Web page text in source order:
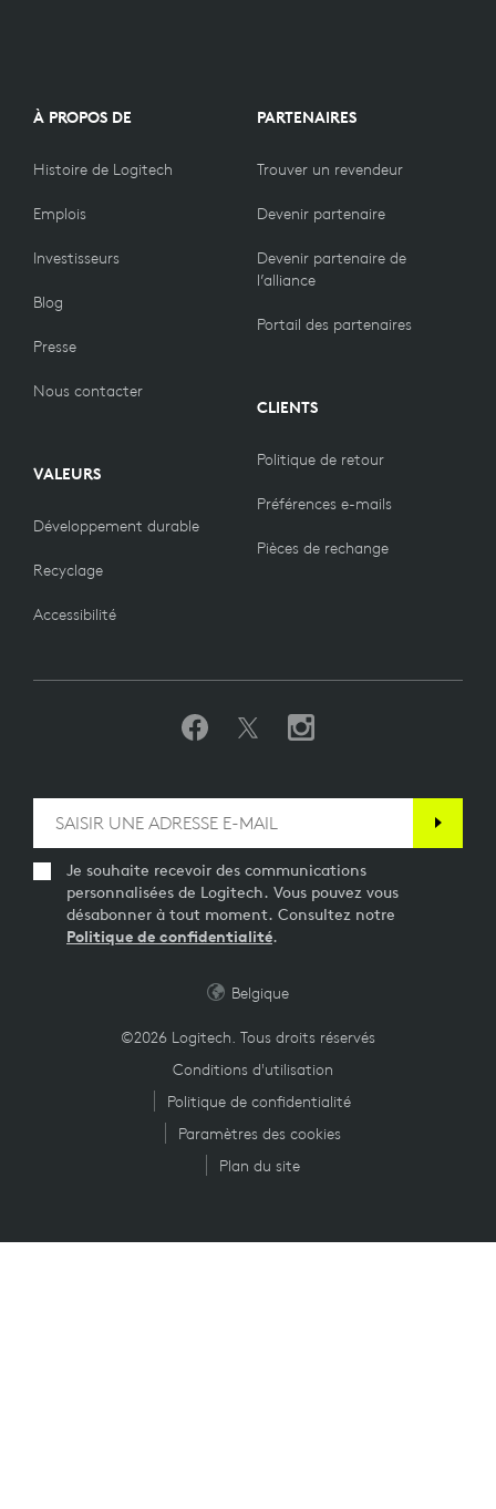
À PROPOS DE
Histoire de Logitech
Emplois
Investisseurs
Blog
Presse
Nous contacter
VALEURS
Développement durable
Recyclage
Accessibilité
PARTENAIRES
Trouver un revendeur
Devenir partenaire
Devenir partenaire de
l’alliance
Portail des partenaires
CLIENTS
Politique de retour
Préférences e-mails
Pièces de rechange
Je souhaite recevoir des communications
personnalisées de Logitech. Vous pouvez vous
désabonner à tout moment. Consultez notre
Politique de confidentialité.
©2026 Logitech. Tous droits réservés
Conditions d'utilisation
Politique de confidentialité
Paramètres des cookies
Plan du site
Belgique